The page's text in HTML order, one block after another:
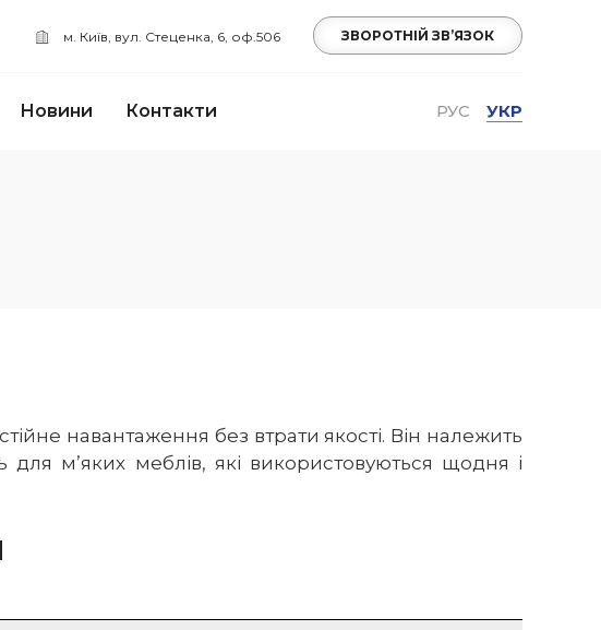
м. Київ, вул. Стеценка, 6, оф.506 ЗВОРОТНІЙ ЗВ’ЯЗОК
Новини Контакти РУС УКР
навантаження без втрати якості. Він належить
м’яких меблів, які використовуються щодня і